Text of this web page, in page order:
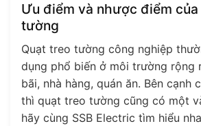
Ưu điểm và nhược điểm
tường
Quạt treo tường công nghiệp
dụng phổ biến ở môi trường rộng
bãi, nhà hàng, quán ăn. Bên cạnh
thì quạt treo tường cũng có một
hãy cùng SSB Electric tìm hiểu